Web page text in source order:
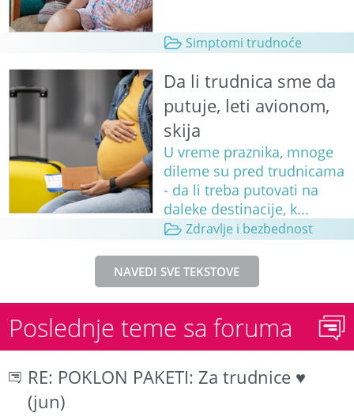
Simptomi trudnoće
Da li trudnica sme da
putuje, leti avionom,
skija
U vreme praznika, mnoge
dileme su pred trudnicama
- da li treba putovati na
daleke destinacije, k...
Zdravlje i bezbednost
NAVEDI SVE TEKSTOVE
Poslednje teme sa foruma
RE: POKLON PAKETI: Za trudnice ♥
(jun)